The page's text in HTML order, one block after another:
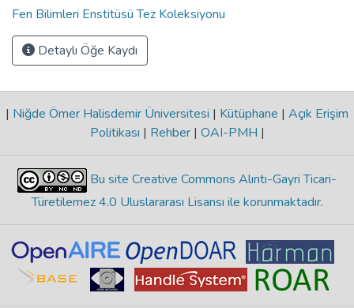
Fen Bilimleri Enstitüsü Tez Koleksiyonu
Detaylı Öğe Kaydı
| Niğde Ömer Halisdemir Üniversitesi | Kütüphane | Açık Erişim
Politikası | Rehber | OAI-PMH |
Bu site Creative Commons Alıntı-Gayri Ticari-
Türetilemez 4.0 Uluslararası Lisansı ile korunmaktadır.